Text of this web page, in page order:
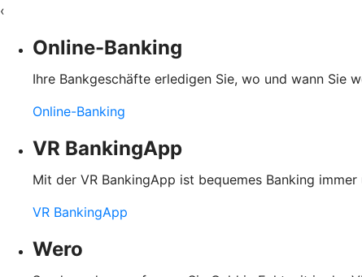
‹
Online-Banking
Ihre Bankgeschäfte erledigen Sie, wo und wann Sie
Online-Banking
VR BankingApp
Mit der VR BankingApp ist bequemes Banking
VR BankingApp
Wero